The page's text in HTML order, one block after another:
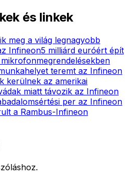
és linkek
meg a világ legnagyobb
Infineon5 milliárd euróért épít
teremt az Infineon
kerülnek az amerikai
miatt távozik az Infineon
per az Infineon
a Rambus-Infineon